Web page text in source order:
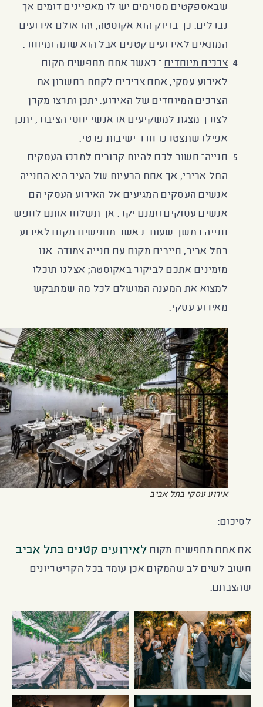
שבאספקטים מסוימים יש לו מאפיינים דומים אך
נבדלים. כך בדיוק הוא אקוסטה, זהו אולם אירועים
המתאים לאירועים קטנים אבל הוא שונה ומיוחד.
צרכים מיוחדים– כאשר אתם מחפשים מקום
לאירוע עסקי, אתם צריכים לקחת בחשבון את
הצרכים המיוחדים של האירוע. יתכן ותרצו מקרן
לצורך מצגת למשקיעים או אנשי יחסי הציבור, יתכן
אפילו שתצטרכו חדר ישיבות פרטי.
חנייה– חשוב לכם להיות קרובים למרכז העסקים
התל אביבי, אך אחת הבעיות של העיר היא החנייה.
אנשים העסקים המגיעים אל האירוע העסקי הם
אנשים עסוקים וזמנם יקר. אך תשלחו אותם לחפש
חנייה במשך שעות. כאשר מחפשים מקום לאירוע
בתל אביב, חייבים מקום עם חנייה צמודה. אנו
מזמינים אתכם לביקור באקוסטה; אצלנו תוכלו
למצוא את המענה המושלם לכל מה שמתבקש
מאירוע עסקי.
אירוע עסקי בתל אביב
לסיכום:
אם אתם מחפשים מקוםלאירועים קטנים בתל אביב
חשוב לשים לב שהמקום אכן עומד בכל הקריטריונים
שהצבתם.